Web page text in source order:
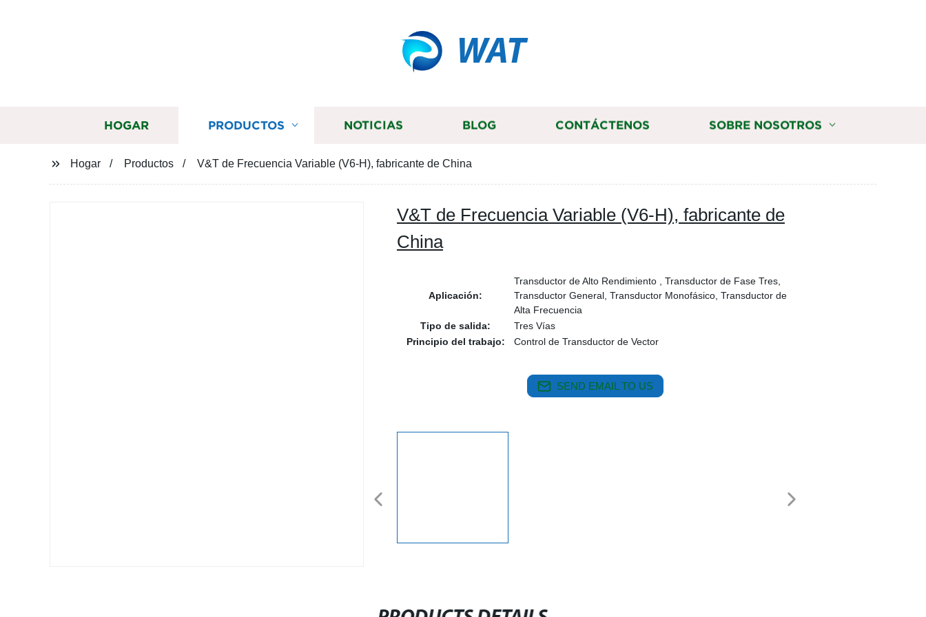
WAT
HOGAR PRODUCTOS NOTICIAS BLOG CONTÁCTENOS SOBRE NOSOTROS
Hogar Productos V&T de Frecuencia Variable (V6-H), fabricante de China
V&T de Frecuencia Variable (V6-H), fabricante de
China
Aplicación:
Transductor de Alto Rendimiento , Transductor de Fase Tres,
Transductor General, Transductor Monofásico, Transductor de
Alta Frecuencia
Tipo de salida:
Tres Vías
Principio del trabajo:
Control de Transductor de Vector
SEND EMAIL TO US